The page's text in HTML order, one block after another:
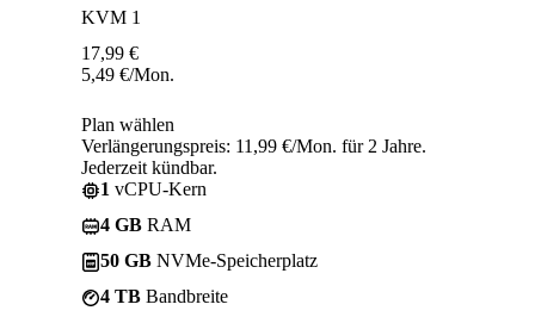
KVM 1
17,99 €
5,49 €/Mon.
Plan wählen
Verlängerungspreis: 11,99 €/Mon. für 2 Jahre.
Jederzeit kündbar.
1 vCPU-Kern
4 GB RAM
50 GB NVMe-Speicherplatz
4 TB Bandbreite